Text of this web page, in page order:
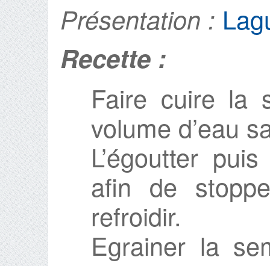
Présentation :
Recette :
Faire cuire la
volume d’eau
L’égoutter
afin de
refroidir.
Egrainer la